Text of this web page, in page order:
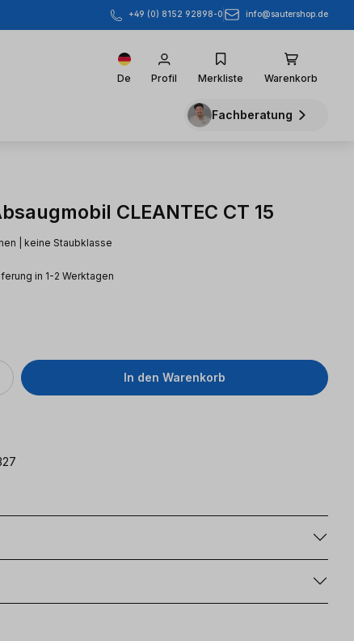
+49 (0) 8152 92898-0 info@sautershop.de
De Profil Merkliste Warenkorb
Fachberatung
CLEANTEC CT 15
| keine Staubklasse
in 1-2 Werktagen
In den Warenkorb